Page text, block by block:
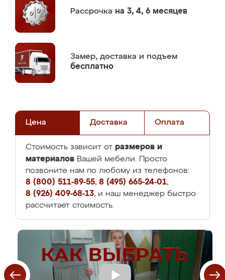
Рассрочка на 3, 4, 6 месяцев
Замер, доставка и подъем
бесплатно
Цена Доставка Оплата
Стоимость зависит от размеров и
материалов Вашей мебели. Просто
позвоните нам по любому из телефонов:
8 (800) 511-89-55, 8 (495) 665-24-01,
8 (926) 409-68-13, и наш менеджер быстро
рассчитает стоимость.